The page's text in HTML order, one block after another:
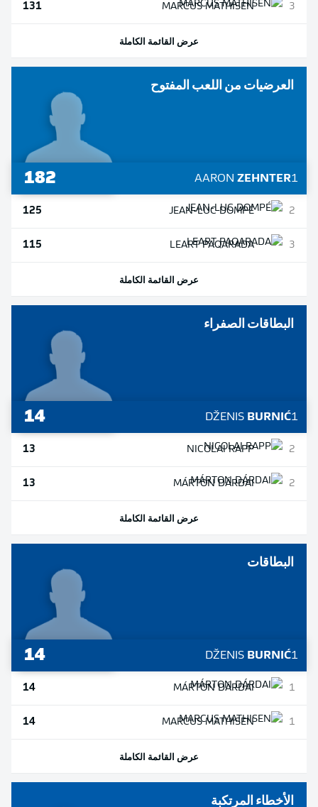
3
MARCUSMATHISEN
131
عرض القائمة الكاملة
العرضيات من اللعب المفتوح
1
AARON ZEHNTER
182
2
JEAN-LUCDOMPÉ
125
3
LEARTPAQARADA
115
عرض القائمة الكاملة
البطاقات الصفراء
1
DŽENIS BURNIĆ
14
2
NICOLAIRAPP
13
2
MÁRTON DÁRDAI
13
عرض القائمة الكاملة
البطاقات
1
DŽENIS BURNIĆ
14
1
MÁRTON DÁRDAI
14
1
MARCUSMATHISEN
14
عرض القائمة الكاملة
الأخطاء المرتكبة